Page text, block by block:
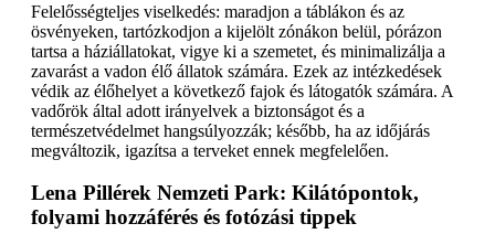
Felelősségteljes viselkedés: maradjon a táblákon és az
ösvényeken, tartózkodjon a kijelölt zónákon belül, pórázon
tartsa a háziállatokat, vigye ki a szemetet, és minimalizálja a
zavarást a vadon élő állatok számára. Ezek az intézkedések
védik az élőhelyet a következő fajok és látogatók számára. A
vadőrök által adott irányelvek a biztonságot és a
természetvédelmet hangsúlyozzák; később, ha az időjárás
megváltozik, igazítsa a terveket ennek megfelelően.
Lena Pillérek Nemzeti Park: Kilátópontok,
folyami hozzáférés és fotózási tippek